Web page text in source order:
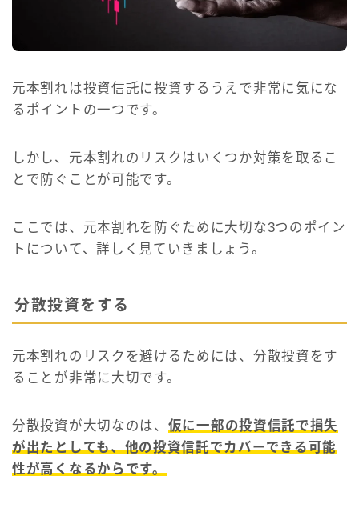
元本割れは投資信託に投資するうえで非常に気にな
るポイントの一つです。
しかし、元本割れのリスクはいくつか対策を取るこ
とで防ぐことが可能です。
ここでは、元本割れを防ぐために大切な3つのポイン
トについて、詳しく見ていきましょう。
分散投資をする
元本割れのリスクを避けるためには、分散投資をす
ることが非常に大切です。
分散投資が大切なのは、 仮に一部の投資信託で損失
が出たとしても、他の投資信託でカバーできる可能
性が高くなるからです。